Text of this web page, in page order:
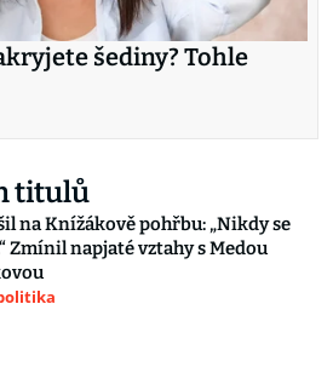
šediny? Tohle
titulů
na Knížákově pohřbu: „Nikdy se
Zmínil napjaté vztahy s Medou